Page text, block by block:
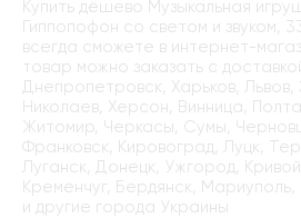
Купить дёшево Музыкальная
Гиппопофон со светом и звуком,
всегда сможете в интернет-
товар можно заказать с
Днепропетровск, Харьков, Львов,
Николаев, Херсон, Винница,
Житомир, Черкасы, Сумы,
Франковск, Кировоград, Луцк,
Луганск, Донецк, Ужгород,
Кременчуг, Бердянск,
и другие города Украины